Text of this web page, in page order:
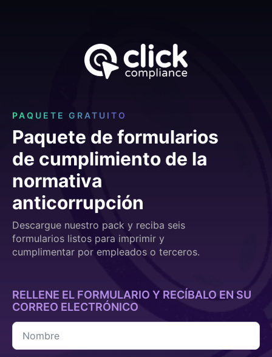
PAQUETE GRATUITO
Paquete de formularios
de cumplimiento de la
normativa
anticorrupción
Descargue nuestro pack y reciba seis
formularios listos para imprimir y
cumplimentar por empleados o terceros.
RELLENE EL FORMULARIO Y RECÍBALO EN SU
CORREO ELECTRÓNICO
Nombre